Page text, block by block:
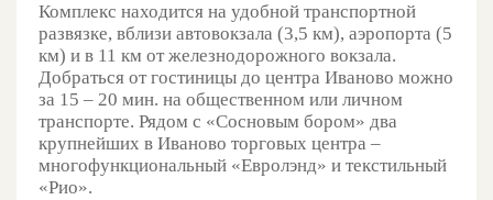
Комплекс находится на удобной транспортной
развязке, вблизи автовокзала (3,5 км), аэропорта (5
км) и в 11 км от железнодорожного вокзала.
Добраться от гостиницы до центра Иваново можно
за 15 – 20 мин. на общественном или личном
транспорте. Рядом с «Сосновым бором» два
крупнейших в Иваново торговых центра –
многофункциональный «Евролэнд» и текстильный
«Рио».